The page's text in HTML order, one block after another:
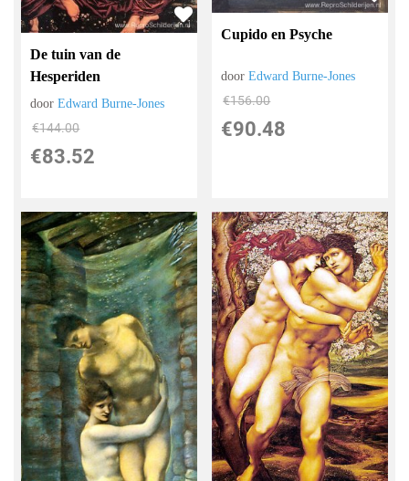
De tuin van de
Hesperiden
doorEdward Burne-Jones
€144.00
€83.52
Cupido en Psyche
doorEdward Burne-Jones
€156.00
€90.48